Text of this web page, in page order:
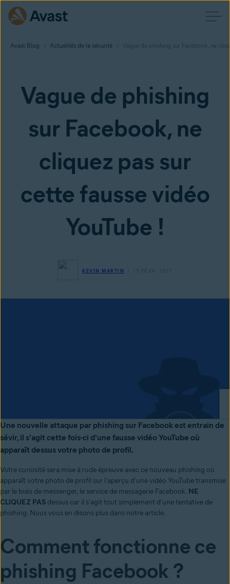
Avast Blog Actualités de la sécurité Vague de phishing sur Facebook, ne
Vague de phishing
sur Facebook, ne
cliquez pas sur
cette fausse vidéo
YouTube !
KEVIN MARTIN 15 FÉVR. 2017
Une nouvelle attaque par phishing sur Facebook est entrain de
sévir, il s'agit cette fois-ci d'une fausse vidéo YouTube où
apparaît dessus votre photo de profil.
Votre curiosité sera mise à rude épreuve avec ce nouveau phishing où
apparaît votre photo de profil sur l'aperçu d'une vidéo YouTube transmise
par le biais de messenger, le service de messagerie Facebook. NE
CLIQUEZ PAS dessus car il s'agit tout simplement d'une tentative de
phishing. Nous vous en disons plus dans notre article.
Comment fonctionne ce
phishing Facebook ?